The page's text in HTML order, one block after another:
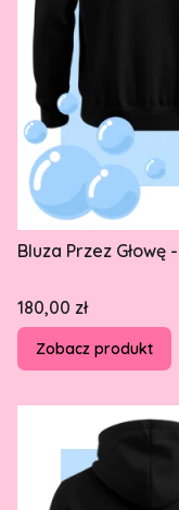
Bluza Przez
Cena
180,00 zł
Zobacz produkt